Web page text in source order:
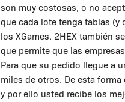
son muy costosas, o no
que cada lote tenga tablas (y
los XGames. 2HEX también
que permite que las
Para que su pedido llegue a
miles de otros. De esta
y por ello usted recibe los